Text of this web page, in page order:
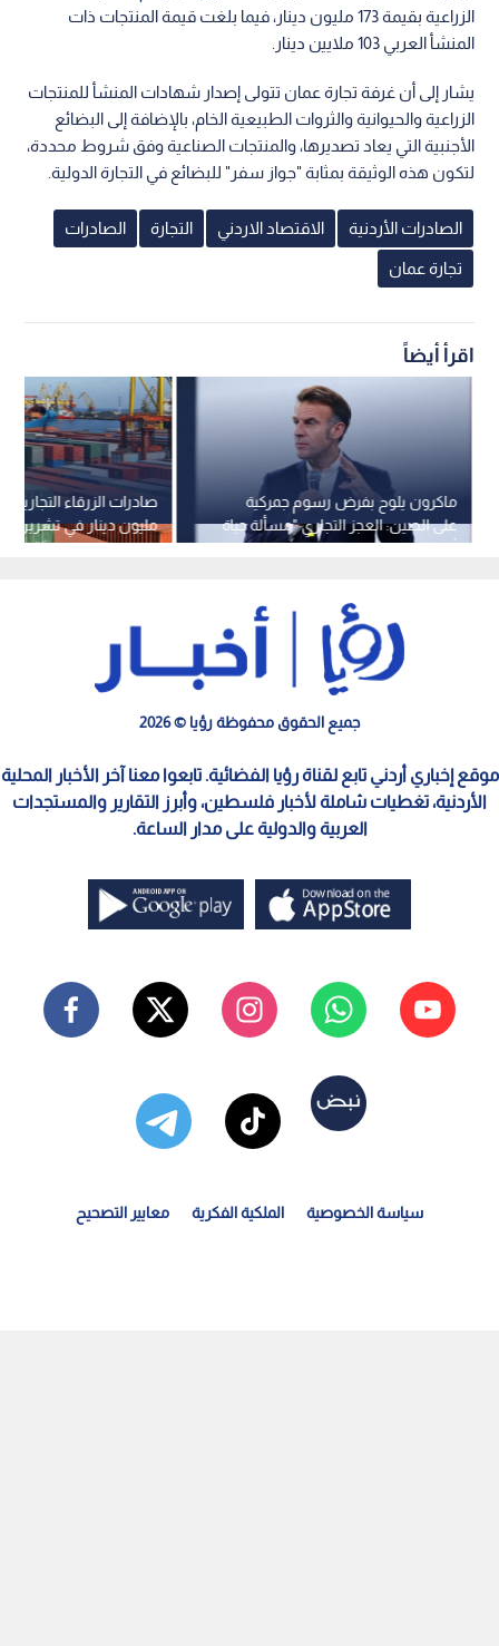
الزراعية بقيمة 173 مليون دينار، فيما بلغت قيمة المنتجات ذات
المنشأ العربي 103 ملايين دينار.
يشار إلى أن غرفة تجارة عمان تتولى إصدار شهادات المنشأ للمنتجات
الزراعية والحيوانية والثروات الطبيعية الخام، بالإضافة إلى البضائع
الأجنبية التي يعاد تصديرها، والمنتجات الصناعية وفق شروط محددة،
لتكون هذه الوثيقة بمثابة "جواز سفر" للبضائع في التجارة الدولية.
الصادرات الأردنية الاقتصاد الاردني التجارة الصادرات
تجارة عمان
اقرأ أيضاً
مليون دينار في تشرين
ماكرون يلوح بفرض رسوم جمركية
على الصين: العجز التجاري "مسألة حياة
أو موت"
جميع الحقوق محفوظة رؤيا © 2026
موقع إخباري أردني تابع لقناة رؤيا الفضائية. تابعوا معنا آخر الأخبار المحلية
الأردنية، تغطيات شاملة لأخبار فلسطين، وأبرز التقارير والمستجدات
العربية والدولية على مدار الساعة.
سياسة الخصوصية الملكية الفكرية معايير التصحيح